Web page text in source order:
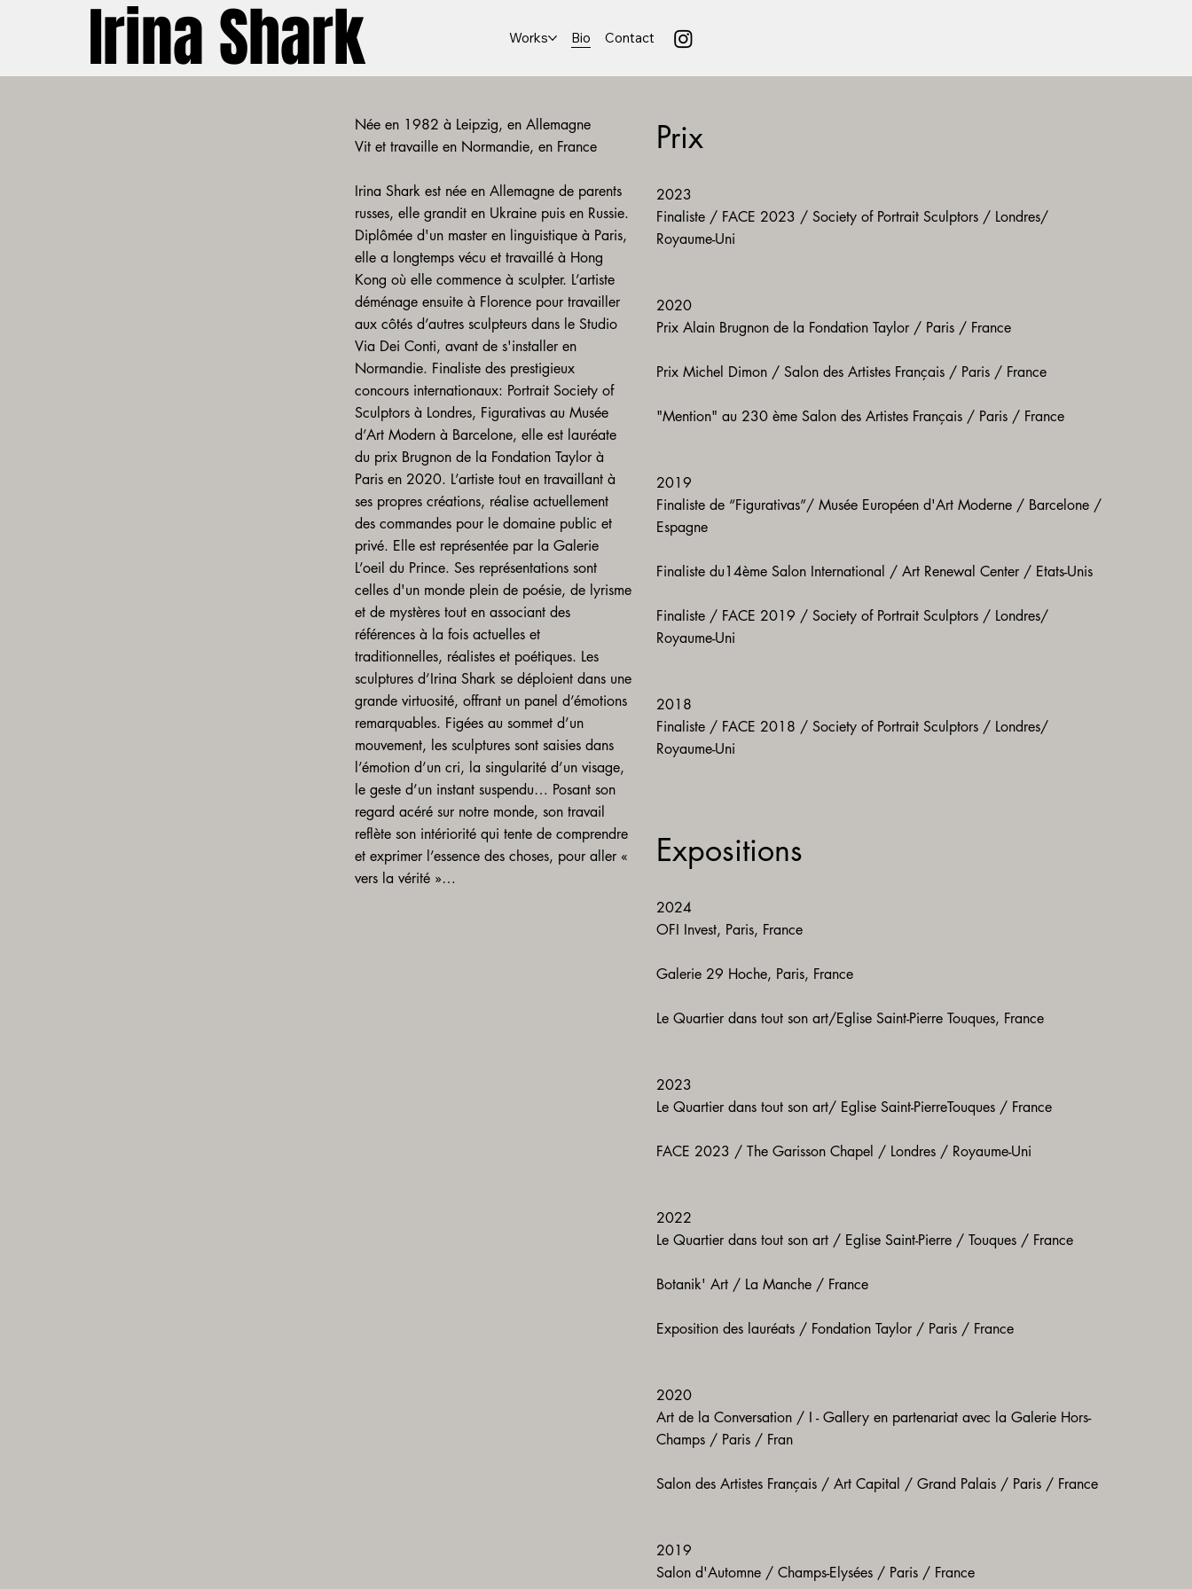
Irina Shark Works Bio Contact
Née en 1982 à Leipzig, en Allemagne
Vit et travaille en Normandie, en France
Irina Shark est née en Allemagne de parents
russes, elle grandit en Ukraine puis en Russie.
Diplômée d'un master en linguistique à Paris,
elle a longtemps vécu et travaillé à Hong
Kong où elle commence à sculpter. L’artiste
déménage ensuite à Florence pour travailler
aux côtés d’autres sculpteurs dans le Studio
Via Dei Conti, avant de s'installer en
Normandie. Finaliste des prestigieux
concours internationaux: Portrait Society of
Sculptors à Londres, Figurativas au Musée
d’Art Modern à Barcelone, elle est lauréate
du prix Brugnon de la Fondation Taylor à
Paris en 2020. L’artiste tout en travaillant à
ses propres créations, réalise actuellement
des commandes pour le domaine public et
privé. Elle est représentée par la Galerie
L’oeil du Prince. Ses représentations sont
celles d'un monde plein de poésie, de lyrisme
et de mystères tout en associant des
références à la fois actuelles et
traditionnelles, réalistes et poétiques. Les
sculptures d’Irina Shark se déploient dans une
grande virtuosité, offrant un panel d’émotions
remarquables. Figées au sommet d’un
mouvement, les sculptures sont saisies dans
l’émotion d’un cri, la singularité d’un visage,
le geste d’un instant suspendu… Posant son
regard acéré sur notre monde, son travail
reflète son intériorité qui tente de comprendre
et exprimer l’essence des choses, pour aller «
vers la vérité »…
Prix
2023
​Finaliste / FACE 2023 / Society of Portrait Sculptors / Londres/
Royaume-Uni
2020​
​Prix Alain Brugnon de la Fondation Taylor / Paris / France
Prix Michel Dimon / Salon des Artistes Français / Paris / France
"Mention" au 230 ème Salon des Artistes Français / Paris / France
2019
Finaliste de “Figurativas”/ Musée Européen d'Art Moderne / Barcelone /
Espagne
Finaliste du14ème Salon International / Art Renewal Center / Etats-Unis
Finaliste / FACE 2019 / Society of Portrait Sculptors / Londres/
Royaume-Uni
2018
Finaliste / FACE 2018 / Society of Portrait Sculptors / Londres/
Royaume-Uni
Expositions
​2024​​​​
OFI Invest, Paris, France​​​​
Galerie 29 Hoche, Paris, France
Le Quartier dans tout son art/Eglise Saint-Pierre Touques, France
​​​2023​
Le Quartier dans tout son art/ Eglise Saint-PierreTouques / France
FACE 2023 / The Garisson Chapel / Londres / Royaume-Uni
2022​
Le Quartier dans tout son art / Eglise Saint-Pierre / Touques / France
Botanik' Art / La Manche / France
Exposition des lauréats / Fondation Taylor / Paris / France
2020
​Art de la Conversation / I - Gallery en partenariat avec la Galerie Hors-
Champs / Paris / Fran
Salon des Artistes Français / Art Capital / Grand Palais / Paris / France
2019
​Salon d'Automne / Champs-Elysées / Paris / France